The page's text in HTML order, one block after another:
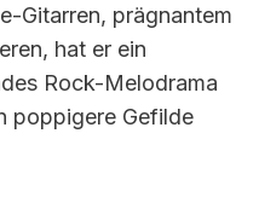
Gitarren, prägnantem
hat er ein
Rock-Melodrama
poppigere Gefilde